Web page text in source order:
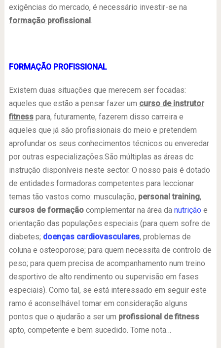
exigências do mercado, é necessário investir-se na
formação profissional.
FORMAÇÃO PROFISSIONAL
Existem duas situações que merecem ser focadas:
aqueles que estão a pensar fazer um curso de instrutor
fitnesspara, futuramente, fazerem disso carreira e
aqueles que já são profissionais do meio e pretendem
aprofundar os seus conhecimentos técnicos ou enveredar
por outras especializações.São múltiplas as áreas dc
instrução disponíveis neste sector. O nosso pais é dotado
de entidades formadoras competentes para leccionar
temas tão vastos como: musculação, personal training,
cursos de formaçãocomplementar na área da nutrição e
orientação das populações especiais (para quem sofre de
diabetes; doenças cardiovasculares, problemas de
coluna e osteoporose; para quem necessita de controlo de
peso; para quem precisa de acompanhamento num treino
desportivo de alto rendimento ou supervisão em fases
especiais). Como tal, se está interessado em seguir este
ramo é aconselhável tomar em consideração alguns
pontos que o ajudarão a ser um profissional de fitness
apto, competente e bem sucedido. Tome nota…